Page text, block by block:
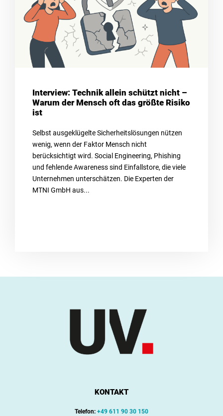
Interview: Technik allein schützt nicht –
Warum der Mensch oft das größte Risiko
ist
Selbst ausgeklügelte Sicherheitslösungen nützen
wenig, wenn der Faktor Mensch nicht
berücksichtigt wird. Social Engineering, Phishing
und fehlende Awareness sind Einfallstore, die viele
Unternehmen unterschätzen. Die Experten der
MTNI GmbH aus...
KONTAKT
Telefon: +49 611 90 30 150